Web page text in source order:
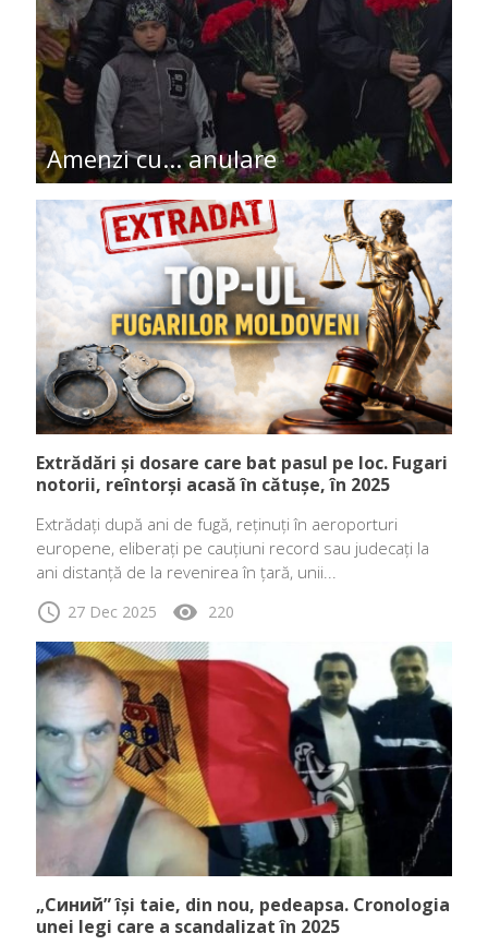
Amenzi cu... anulare
Extrădări și dosare care bat pasul pe loc. Fugari
notorii, reîntorși acasă în cătușe, în 2025
Extrădați după ani de fugă, reținuți în aeroporturi
europene, eliberați pe cauțiuni record sau judecați la
ani distanță de la revenirea în țară, unii...
schedule 27 Dec 2025 visibility 220
„Синий” își taie, din nou, pedeapsa. Cronologia
unei legi care a scandalizat în 2025